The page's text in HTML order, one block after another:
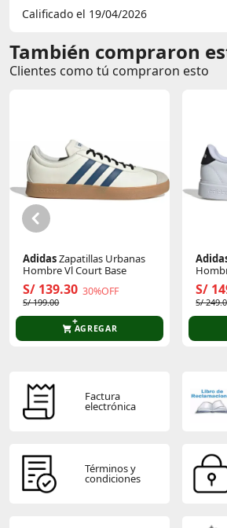
Calificado el 19/04/2026
También compraron
Clientes como tú compraron esto
AdidasZapatillas Urbanas
Hombre Vl Court Base
S/ 139.30 30%OFF
S/ 199.00
AGREGAR
S/
S/
Factura
electrónica
Términos y
condiciones